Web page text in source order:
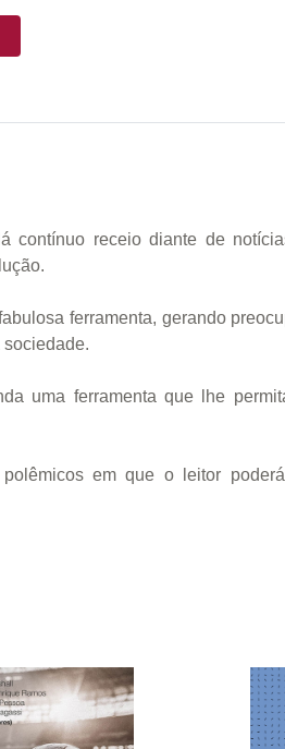
contínuo receio diante de
ferramenta, gerando
sociedade.
uma ferramenta que lhe
em que o leitor